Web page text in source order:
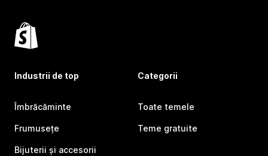
Industrii de top
Îmbrăcăminte
Frumusețe
Bijuterii și accesorii
Categorii
Toate temele
Teme gratuite